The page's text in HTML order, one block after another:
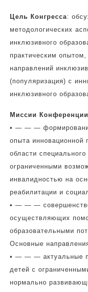
Цель Конгресса:
методологических
инклюзивного
практическим
направлений
(популяризация) с
инклюзивного
Миссии
• — — —
опыта инновационной
области
ограниченными
инвалидностью на
реабилитации и
• — — —
осуществляющих
образовательными
Основные
• — — — актуальные
детей с
нормально